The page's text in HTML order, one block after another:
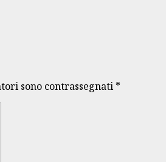
sono contrassegnati *